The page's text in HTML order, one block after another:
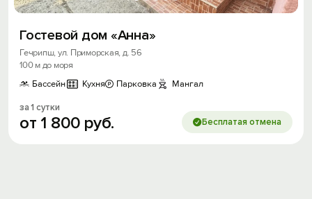
Гостевой дом «Анна»
Гечрипш, ул. Приморская, д. 56
100 м до моря
Бассейн
Кухня Парковка Мангал
за 1 сутки
от 1 800 руб. Бесплатая отмена